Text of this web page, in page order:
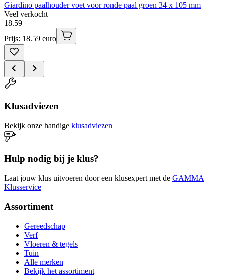
Giardino paalhouder voet voor ronde paal groen 34 x 105 mm
Veel verkocht
18.59
Prijs: 18.59 euro
Klusadviezen
Bekijk onze handige klusadviezen
Hulp nodig bij je klus?
Laat jouw klus uitvoeren door een klusexpert met de GAMMA
Klusservice
Assortiment
Gereedschap
Verf
Vloeren & tegels
Tuin
Alle merken
Bekijk het assortiment